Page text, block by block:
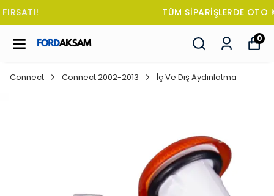
TÜM SİPARİŞLERDE OTO KOKUSU HEDİYE!
0
Connect Connect 2002-2013 İç Ve Dış Aydınlatma